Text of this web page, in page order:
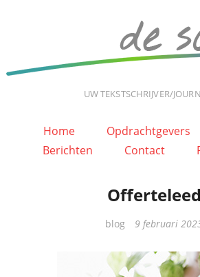
UW TEKSTSCHRIJVER/
Home Opdrachtgevers
Berichten
Contact
Offerteleed
Categorieën
blog 9 februari